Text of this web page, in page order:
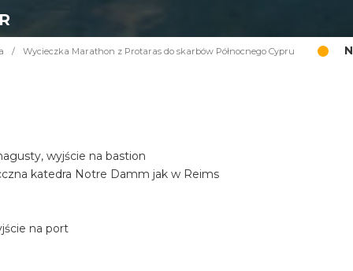
/ Wycieczka Marathon z Protaras do skarbów Północnego Cypru
wyjście na bastion
katedra Notre Damm jak w Reims
na port